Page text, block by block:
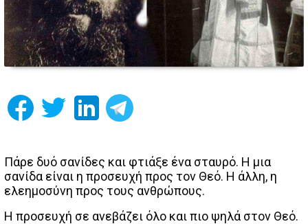
Πάρε δυό σανίδες και φτιάξε ένα σταυρό. Η μια
σανίδα είναι η προσευχή προς τον Θεό. Η άλλη, η
ελεημοσύνη προς τους ανθρώπους.
Η προσευχή σε ανεβάζει όλο και πιο ψηλά στον Θεό.